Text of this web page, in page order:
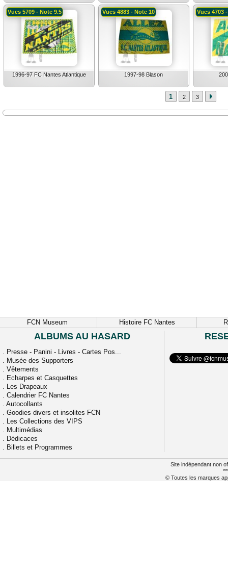
1996-97 FC Nantes Atlantique
Vues 5709 - Note 9.5
1997-98 Blason
Vues 4883 - Note 10 Vues 4703
1 2 3
FCN Museum Histoire FC Nantes
ALBUMS AU HASARD
. Presse - Panini - Livres - Cartes Pos...
. Musée des Supporters
. Vêtements
. Echarpes et Casquettes
. Les Drapeaux
. Calendrier FC Nantes
. Autocollants
. Goodies divers et insolites FCN
. Les Collections des VIPS
. Multimédias
. Dédicaces
. Billets et Programmes
Site indépendant non
© Toutes les marques